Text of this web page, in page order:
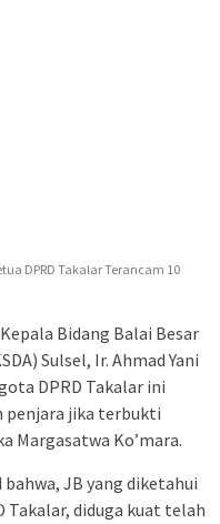
Kepala Bidang Balai Besar
Sulsel, Ir. Ahmad Yani
DPRD Takalar ini
penjara jika terbukti
Margasatwa Ko’mara.
JB yang diketahui
Takalar, diduga kuat telah